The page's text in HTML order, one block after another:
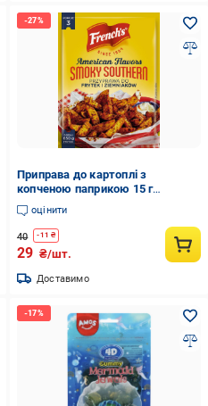
Приправа до картоплі з
копченою паприкою 15 г
(5900084279369)
оцінити
40 -11 ₴
29 ₴/шт.
Доставимо